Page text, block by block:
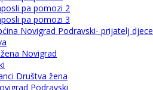
pa pomozi 2
pa pomozi 3
Novigrad Podravski- prijatelj djece
Novigrad
Društva žena
Podravski